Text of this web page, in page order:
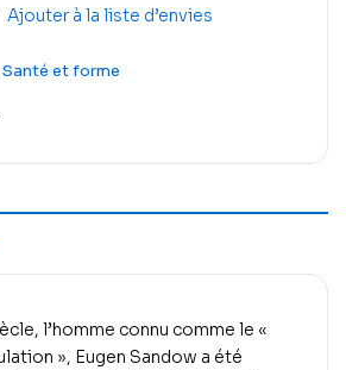
Ajouter à la liste d’envies
Santé et forme
l’homme connu comme le «
», Eugen Sandow a été